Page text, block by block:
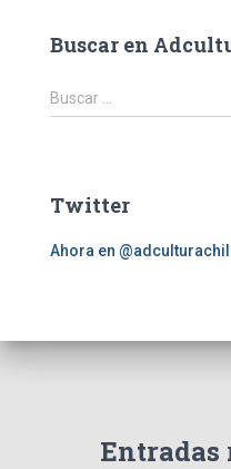
Buscar en
B
u
r
Buscar …
Twitter
Ahora en
Entradas